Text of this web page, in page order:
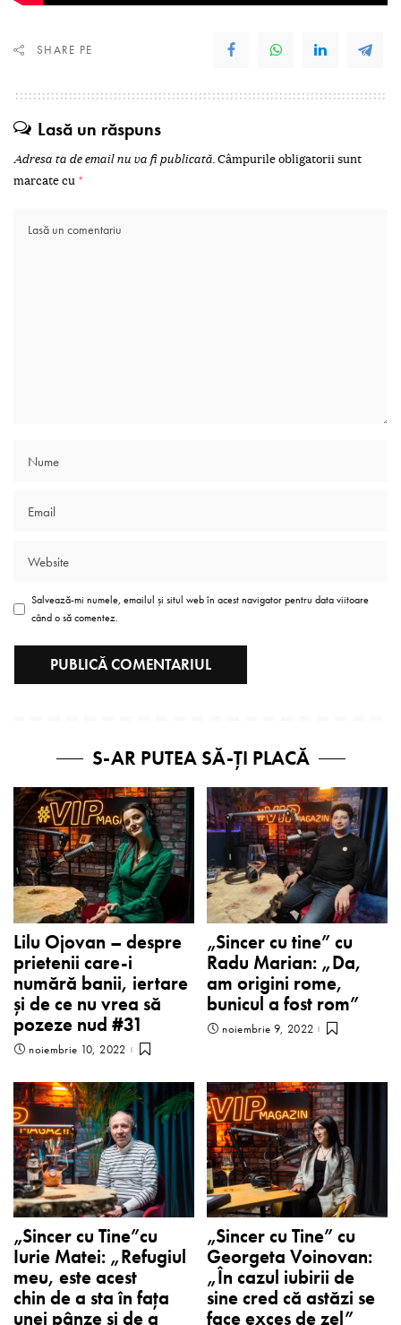
SHARE PE
Lasă un răspuns
Adresa ta de email nu va fi publicată.Câmpurile obligatorii sunt
marcate cu *
Salvează-mi numele, emailul și situl web în acest navigator pentru data viitoare
când o să comentez.
S-AR PUTEA SĂ-ȚI PLACĂ
Lilu Ojovan – despre
prietenii care-i
numără banii, iertare
și de ce nu vrea să
pozeze nud #31
noiembrie 10, 2022
„Sincer cu tine” cu
Radu Marian: „Da,
am origini rome,
bunicul a fost rom”
noiembrie 9, 2022
„Sincer cu Tine”cu
Iurie Matei: „Refugiul
meu, este acest
chin de a sta în faţa
unei pânze și de a
„Sincer cu Tine” cu
Georgeta Voinovan:
„În cazul iubirii de
sine cred că astăzi se
face exces de zel”